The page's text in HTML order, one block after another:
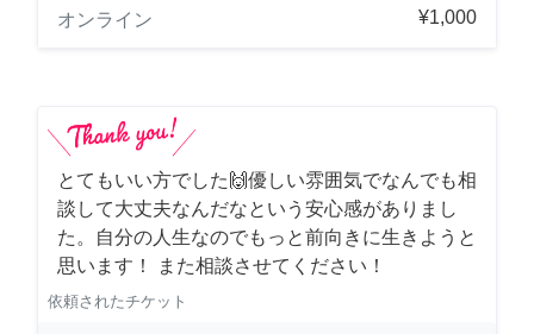
オンライン
¥1,000
とてもいい方でした🙌優しい雰囲気でなんでも相
談して大丈夫なんだなという安心感がありまし
た。自分の人生なのでもっと前向きに生きようと
思います！ また相談させてください！
依頼されたチケット